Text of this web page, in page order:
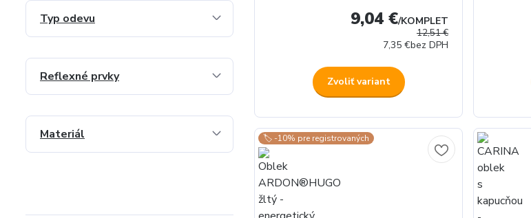
12,51 €
9,04 €/KOMPLET
7,35 €bez DPH
Zvoliť variant
🏷️ -10% pre registrovaných
Typ odevu
Reflexné prvky
Materiál